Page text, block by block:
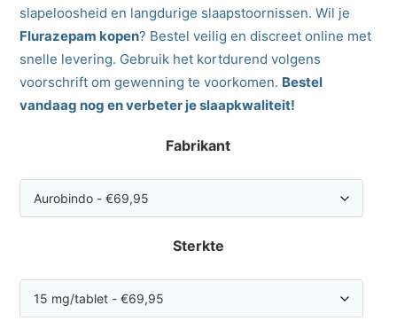
slapeloosheid en langdurige slaapstoornissen. Wil je
Flurazepam kopen? Bestel veilig en discreet online met
snelle levering. Gebruik het kortdurend volgens
voorschrift om gewenning te voorkomen. Bestel
vandaag nog en verbeter je slaapkwaliteit!
Fabrikant
Sterkte